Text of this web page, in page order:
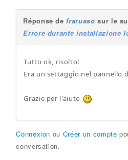
Réponse defrarusso sur le
Errore durante installazione
Tutto ok, risolto!
Era un settaggio nel pannello
Grazie per l'aiuto
Connexion ou Créer un compte
conversation.